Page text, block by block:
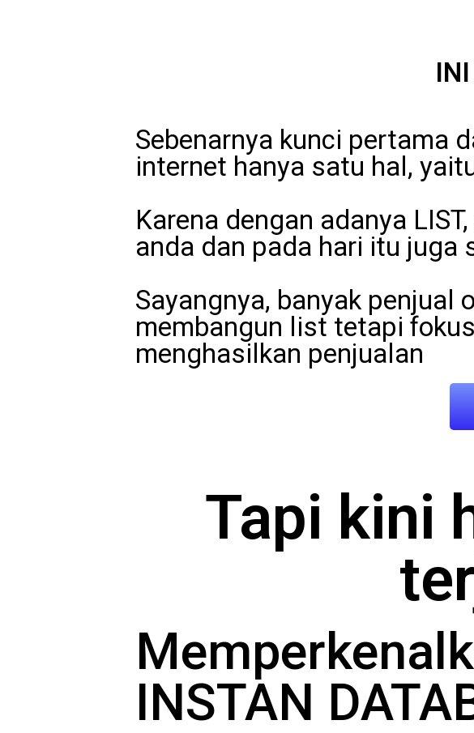
Sebenarnya kunci pertama
internet hanya satu hal,
Karena dengan adanya
anda dan pada hari itu juga
Sayangnya, banyak penjual
membangun list tetapi
menghasilkan penjualan
Tapi kini
INSTAN